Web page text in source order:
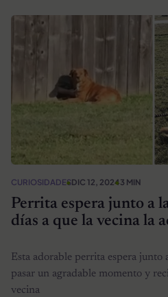
CURIOSIDADESDIC 12, 20243 MIN
Perrita espera junto a
días a que la vecina la
Esta adorable perrita espera junto
pasar un agradable momento y
vecina